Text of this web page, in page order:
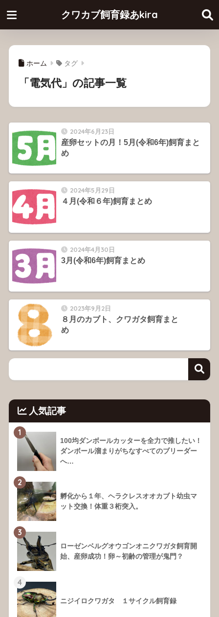
クワカブ飼育録あkira
ホーム タグ
「電気代」の記事一覧
2024年6月23日
産卵セットの月！5月(令和6年)飼育まと
め
2024年5月29日
４月(令和６年)飼育まとめ
2024年4月30日
3月(令和6年)飼育まとめ
2023年9月2日
８月のカブト、クワガタ飼育まと
め
人気記事
1
100均ダンボールカッターを全力で推したい！
ダンボール溜まりがちなすべてのブリーダー
へ…
2
孵化から１年、ヘラクレスオオカブト幼虫マ
ット交換！体重３桁突入。
3
ローゼンベルグオウゴンオニクワガタ飼育開
始、産卵成功！卵～初齢の管理が鬼門？
4
ニジイロクワガタ １サイクル飼育録